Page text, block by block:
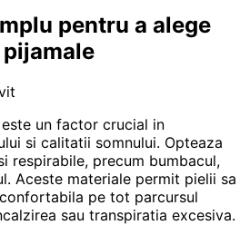
pentru a alege
un factor crucial in
si calitatii somnului. Opteaza
respirabile, precum bumbacul,
Aceste materiale permit pielii sa
pe tot parcursul
sau transpiratia excesiva.